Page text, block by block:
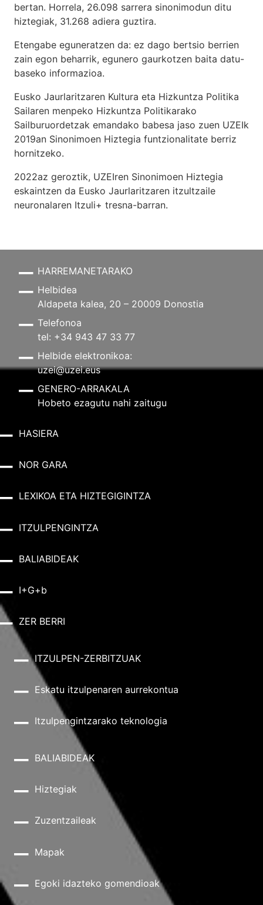
bertan. Horrela, 26.098 sarrera sinonimodun ditu
hiztegiak, 31.268 adiera guztira.
Etengabe eguneratzen da: ez dago bertsio berrien
zain egon beharrik, egunero gaurkotzen baita datu-
baseko informazioa.
Eusko Jaurlaritzaren Kultura eta Hizkuntza Politika
Sailaren menpeko Hizkuntza Politikarako
Sailburuordetzak emandako babesa jaso zuen UZEIk
2019an Sinonimoen Hiztegia funtzionalitate berriz
hornitzeko.
2022az geroztik, UZEIren Sinonimoen Hiztegia
eskaintzen da Eusko Jaurlaritzaren itzultzaile
neuronalaren Itzuli+ tresna-barran.
HARREMANETARAKO
Helbidea
Aldapeta kalea, 20 – 20009 Donostia
Telefonoa
tel: +34 943 47 33 77
Helbide elektronikoa:
uzei@uzei.eus
GENERO-ARRAKALA
Hobeto ezagutu nahi zaitugu
HASIERA
NOR GARA
LEXIKOA ETA HIZTEGIGINTZA
ITZULPENGINTZA
BALIABIDEAK
I+G+b
ZER BERRI
ITZULPEN-ZERBITZUAK
Eskatu itzulpenaren aurrekontua
Itzulpengintzarako teknologia
BALIABIDEAK
Hiztegiak
Zuzentzaileak
Mapak
Egoki idazteko gomendioak